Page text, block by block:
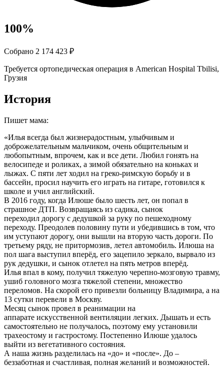
100%
Собрано 2 174 423 ₽
Требуется ортопедическая операция в American Hospital Tbilisi,
Грузия
История
Пишет мама:
«Илья всегда был жизнерадостным, улыбчивым и
доброжелательным мальчиком, очень общительным и
любопытным, впрочем, как и все дети. Любил гонять на
велосипеде и роликах, а зимой обязательно на коньках и
лыжах. С пяти лет ходил на греко-римскую борьбу и в
бассейн, просил научить его играть на гитаре, готовился к
школе и учил английский.
В 2016 году, когда Илюше было шесть лет, он попал в
страшное ДТП. Возвращаясь из садика, сынок
переходил дорогу с дедушкой за руку по пешеходному
переходу. Преодолев половину пути и убедившись в том, что
им уступают дорогу, они вышли на вторую часть дороги. По
третьему ряду, не притормозив, летел автомобиль. Илюша на
пол шага выступил вперёд, его зацепило зеркало, вырвало из
рук дедушки, и сынок отлетел на пять метров вперёд.
Илья впал в кому, получил тяжелую черепно-мозговую травму,
ушиб головного мозга тяжелой степени, множество
переломов. На скорой его привезли больницу Владимира, а на
13 сутки перевели в Москву.
Месяц сынок провел в реанимации на
аппарате искусственной вентиляции легких. Дышать и есть
самостоятельно не получалось, поэтому ему установили
трахеостому и гастростому. Постепенно Илюше удалось
выйти из вегетативного состояния.
А наша жизнь разделилась на «до» и «после». До –
беззаботная и счастливая, полная желаний и возможностей.